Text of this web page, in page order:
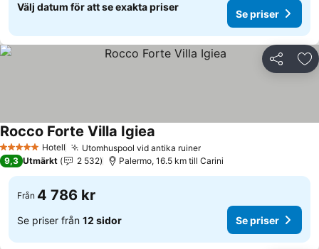
Välj datum för att se exakta priser
Se priser
Dela
5 Stjärnor Hotell Utomhuspool vid antika ruiner
Rocco Forte Villa Igiea
9,3 Utmärkt 2 532 Palermo, 16.5 km till Carini
Från 4 786 kr
Se priser från 12 sidor Se priser